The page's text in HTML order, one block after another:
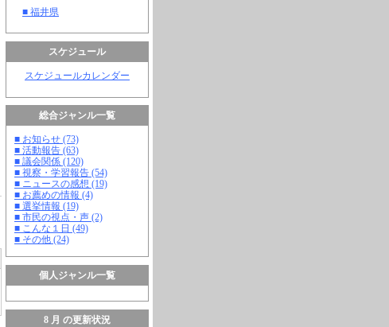
■ 福井県
スケジュール
スケジュールカレンダー
総合ジャンル一覧
■ お知らせ (73)
■ 活動報告 (63)
■ 議会関係 (120)
■ 視察・学習報告 (54)
■ ニュースの感想 (19)
■ お薦めの情報 (4)
■ 選挙情報 (19)
■ 市民の視点・声 (2)
■ こんな１日 (49)
■ その他 (24)
個人ジャンル一覧
8 月 の更新状況